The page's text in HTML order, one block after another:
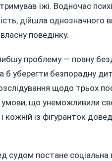
їжі. Водночас
дійшла однозначного
поведінку.
проблему — повну
б уберегти безпорадну
щодо трьох
умови, що унеможливили
кожній із фігуранток
судом постане